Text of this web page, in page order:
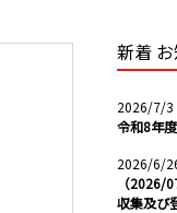
新着
2026/7/3
令和8年
2026/6/
（2026/
収集及び